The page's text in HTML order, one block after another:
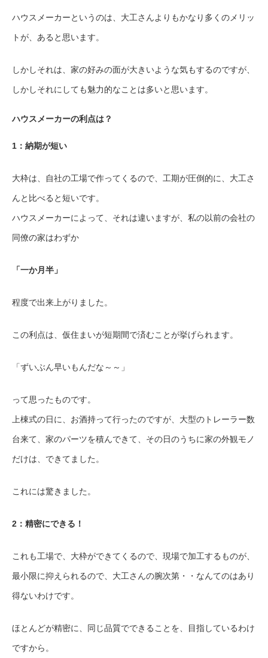
ハウスメーカーというのは、大工さんよりもかなり多くのメリッ
トが、あると思います。
しかしそれは、家の好みの面が大きいような気もするのですが、
しかしそれにしても魅力的なことは多いと思います。
ハウスメーカーの利点は？
1：納期が短い
大枠は、自社の工場で作ってくるので、工期が圧倒的に、大工さ
んと比べると短いです。
ハウスメーカーによって、それは違いますが、私の以前の会社の
同僚の家はわずか
「一か月半」
程度で出来上がりました。
この利点は、仮住まいが短期間で済むことが挙げられます。
「ずいぶん早いもんだな～～」
って思ったものです。
上棟式の日に、お酒持って行ったのですが、大型のトレーラー数
台来て、家のパーツを積んできて、その日のうちに家の外観モノ
だけは、できてました。
これには驚きました。
2：精密にできる！
これも工場で、大枠ができてくるので、現場で加工するものが、
最小限に抑えられるので、大工さんの腕次第・・なんてのはあり
得ないわけです。
ほとんどが精密に、同じ品質でできることを、目指しているわけ
ですから。